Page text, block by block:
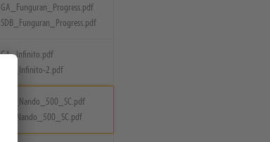
GA_Funguran_Progress.pdf
SDB_Funguran_Progress.pdf
GA_Infinito.pdf
SDB_Infinito-2.pdf
SDB_Nando_500_SC.pdf
GA_Nando_500_SC.pdf